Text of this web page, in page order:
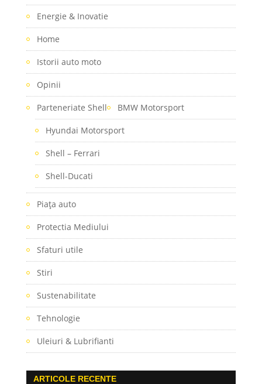
Energie & Inovatie
Home
Istorii auto moto
Opinii
Parteneriate Shell BMW Motorsport
Hyundai Motorsport
Shell – Ferrari
Shell-Ducati
Piaţa auto
Protectia Mediului
Sfaturi utile
Stiri
Sustenabilitate
Tehnologie
Uleiuri & Lubrifianti
ARTICOLE RECENTE